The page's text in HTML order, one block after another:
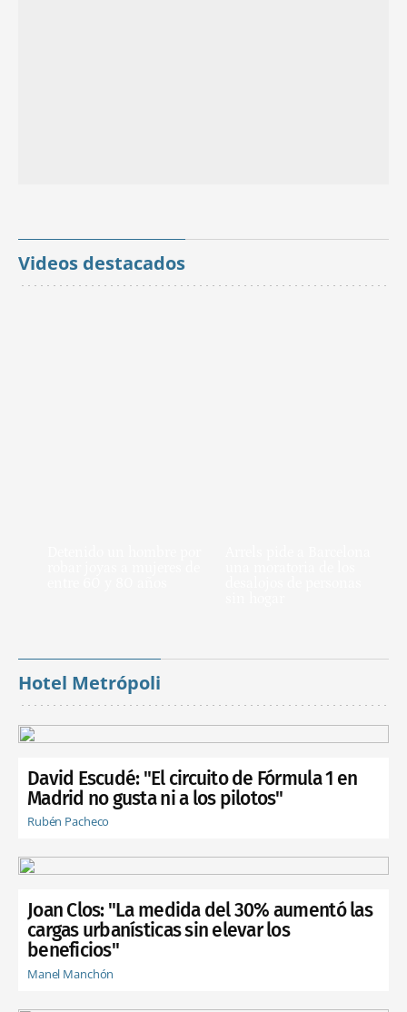
Videos destacados
Hotel Metrópoli
David Escudé: "El circuito de Fórmula 1 en
Madrid no gusta ni a los pilotos"
Rubén Pacheco
Joan Clos: "La medida del 30% aumentó las
cargas urbanísticas sin elevar los
beneficios"
Manel Manchón